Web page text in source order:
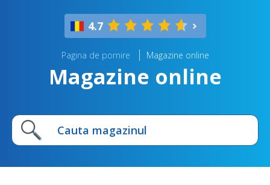
4.7
Pagina de pornire Magazine online
Magazine online